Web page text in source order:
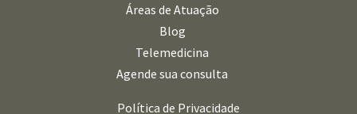
Áreas de Atuação
Blog
Telemedicina
Agende sua consulta
Política de Privacidade